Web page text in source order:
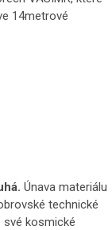
14metrové
Únava materiálu
technické
své kosmické